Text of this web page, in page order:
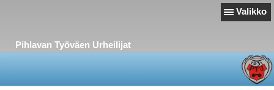
Valikko
Pihlavan Työväen Urheilijat